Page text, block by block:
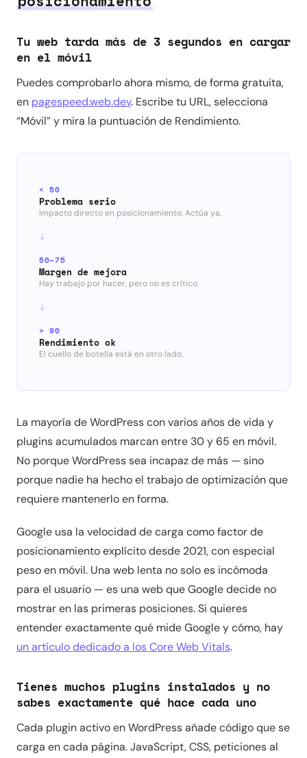
Tu web tarda más de 3 segundos en cargar
en el móvil
Puedes comprobarlo ahora mismo, de forma gratuita,
en pagespeed.web.dev. Escribe tu URL, selecciona
“Móvil” y mira la puntuación de Rendimiento.
< 50
Problema serio
Impacto directo en posicionamiento. Actúa ya.
50–75
Margen de mejora
Hay trabajo por hacer, pero no es crítico.
> 90
Rendimiento ok
El cuello de botella está en otro lado.
La mayoría de WordPress con varios años de vida y
plugins acumulados marcan entre 30 y 65 en móvil.
No porque WordPress sea incapaz de más — sino
porque nadie ha hecho el trabajo de optimización que
requiere mantenerlo en forma.
Google usa la velocidad de carga como factor de
posicionamiento explícito desde 2021, con especial
peso en móvil. Una web lenta no solo es incómoda
para el usuario — es una web que Google decide no
mostrar en las primeras posiciones. Si quieres
entender exactamente qué mide Google y cómo, hay
un artículo dedicado a los Core Web Vitals.
Tienes muchos plugins instalados y no
sabes exactamente qué hace cada uno
Cada plugin activo en WordPress añade código que se
carga en cada página. JavaScript, CSS, peticiones al